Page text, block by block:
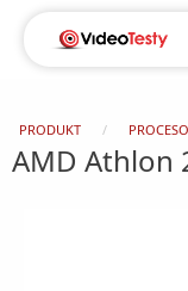
PRODUKT
AMD Athlon